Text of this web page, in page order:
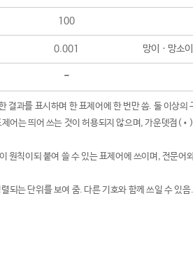
100
0.001 망이ㆍ망소
-
과를 표시하며 한 표제어에 한 번만 씀. 둘 이상의
어는 띄어 쓰는 것이 허용되지 않으며, 가운뎃점(•)
칙이되 붙여 쓸 수 있는 표제어에 쓰이며, 전문어
는 단위를 보여 줌. 다른 기호와 함께 쓰일 수 있음.